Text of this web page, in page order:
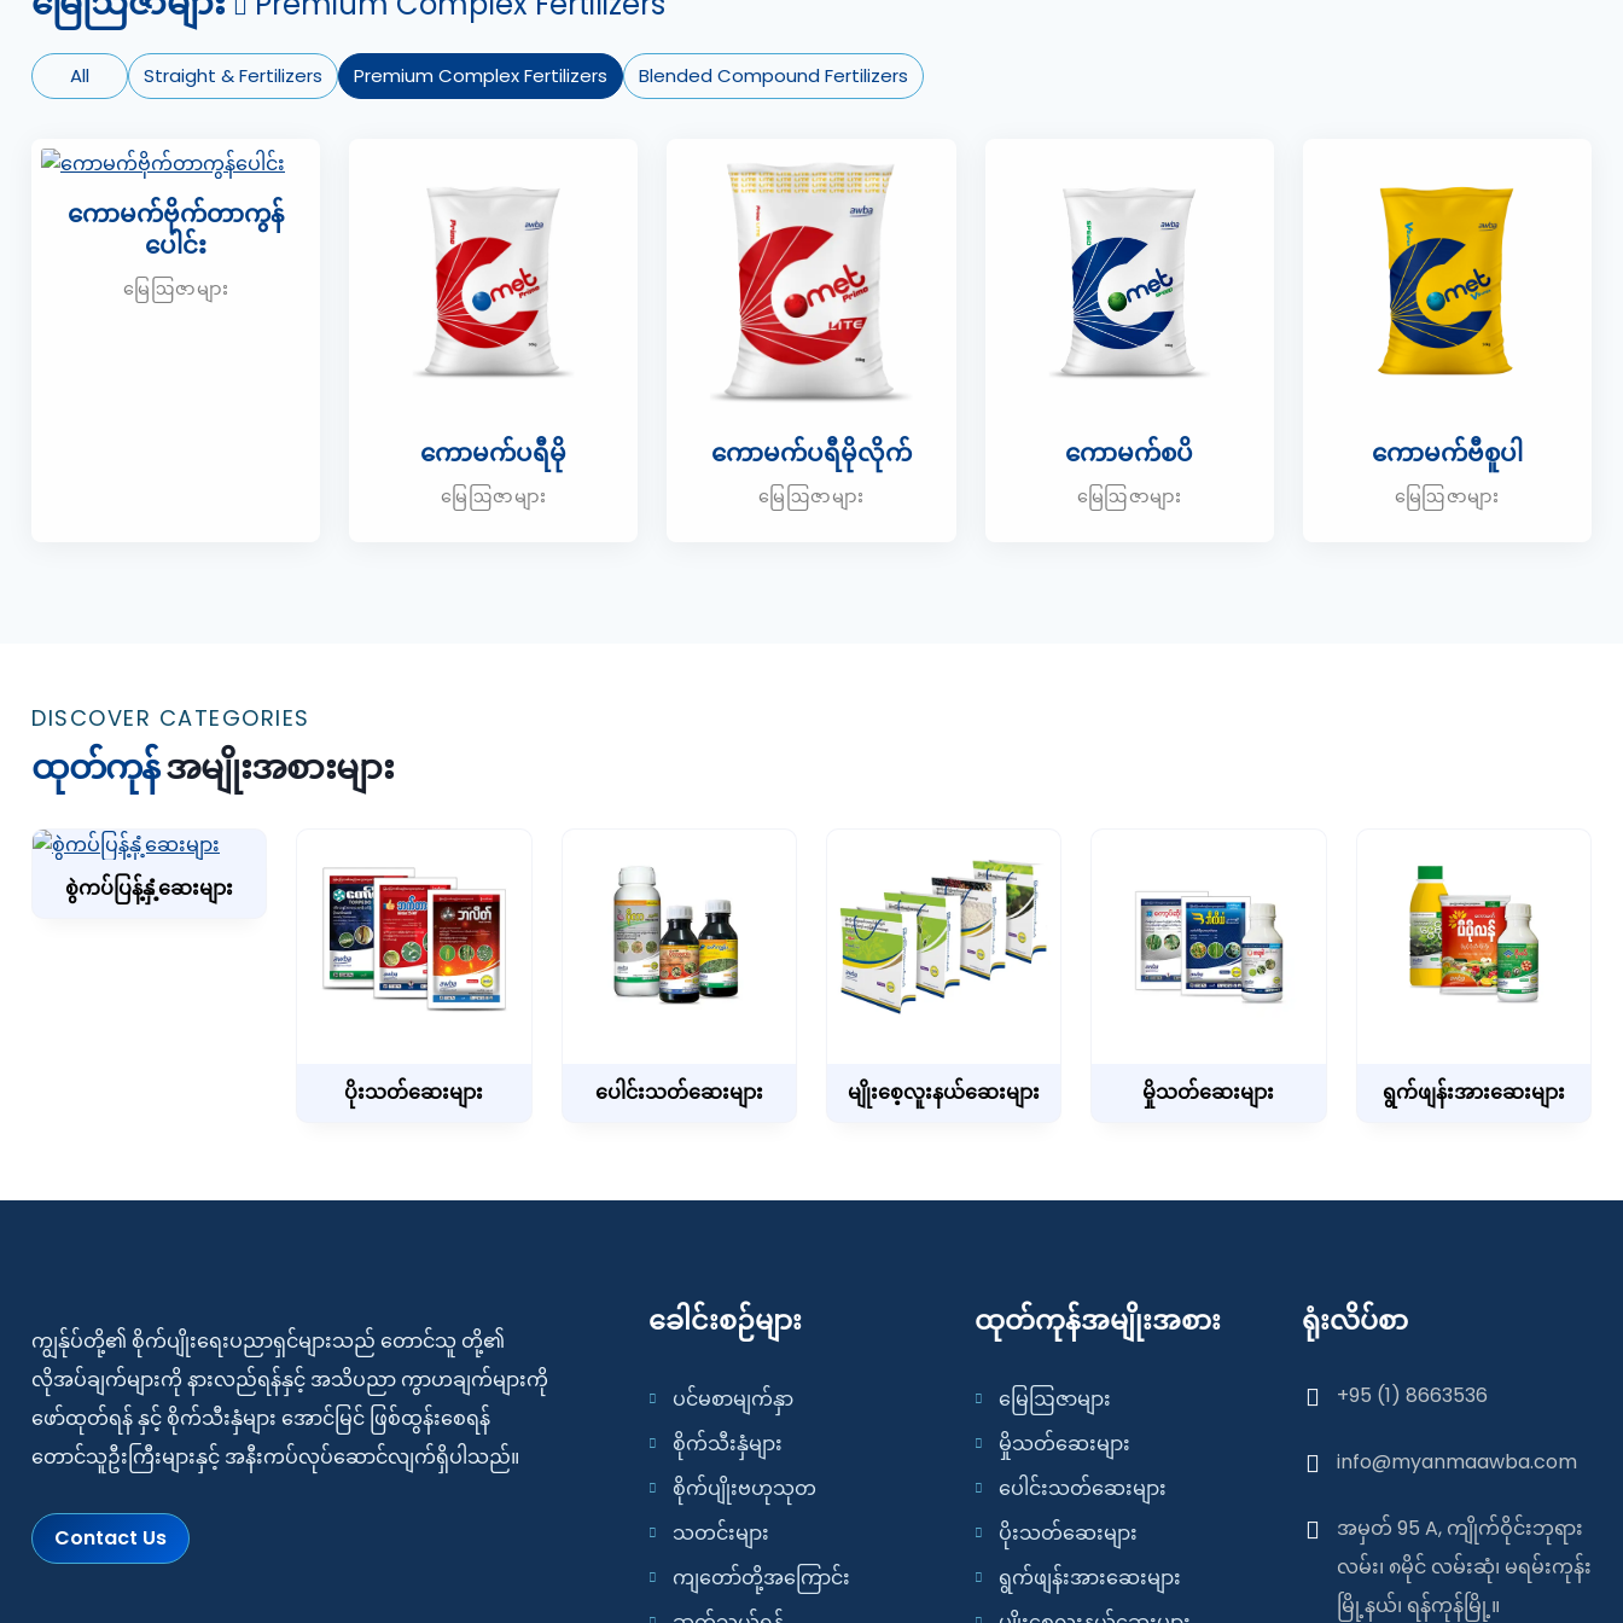
All Straight & Fertilizers Premium Complex Fertilizers Blended Compound Fertilizers
ကောမက်ဗိုက်တာကွန်
ပေါင်း
မြေဩဇာများ
ကောမက်ပရီမို
မြေဩဇာများ
ကောမက်ပရီမိုလိုက်
မြေဩဇာများ
ကောမက်စပိ
မြေဩဇာများ
ကောမက်ဗီစူပါ
မြေဩဇာများ
DISCOVER CATEGORIES
ထုတ်ကုန်အမျိုးအစားများ
စွဲကပ်ပြန့်နှံ့ဆေးများ
ပိုးသတ်ဆေးများ ပေါင်းသတ်ဆေးများ မျိုးစေ့လူးနယ်ဆေးများ မှိုသတ်ဆေးများ ရွက်ဖျန်းအားဆေးများ
ကျွန်ုပ်တို့၏ စိုက်ပျိုးရေးပညာရှင်များသည် တောင်သူ တို့၏
လိုအပ်ချက်များကို နားလည်ရန်နှင့် အသိပညာ ကွာဟချက်များကို
ဖော်ထုတ်ရန် နှင့် စိုက်သီးနှံများ အောင်မြင် ဖြစ်ထွန်းစေရန်
တောင်သူဦးကြီးများနှင့် အနီးကပ်လုပ်ဆောင်လျက်ရှိပါသည်။
Contact Us
ခေါင်းစဉ်များ
ပင်မစာမျက်နှာ
စိုက်သီးနှံများ
စိုက်ပျိုးဗဟုသုတ
သတင်းများ
ကျတော်တို့အကြောင်း
ထုတ်ကုန်အမျိုးအစား
မြေဩဇာများ
မှိုသတ်ဆေးများ
ပေါင်းသတ်ဆေးများ
ပိုးသတ်ဆေးများ
ရွက်ဖျန်းအားဆေးများ
ရုံးလိပ်စာ
+95 (1) 8663536
info@myanmaawba.com
အမှတ် 95 A, ကျိုက်ဝိုင်းဘုရား
လမ်း၊ ၈မိုင် လမ်းဆုံ၊ မရမ်းကုန်း
မြို့နယ်၊ ရန်ကုန်မြို့။